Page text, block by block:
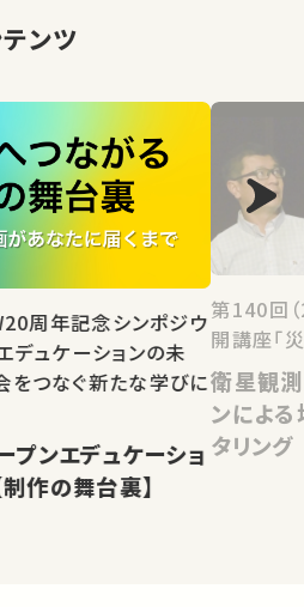
ンツ
周年記念シンポジウ
デュケーションの未
をつなぐ新たな学びに
プンエデュケーショ
作の舞台裏】
第140回
開講座「
衛星観
ンによ
タリング